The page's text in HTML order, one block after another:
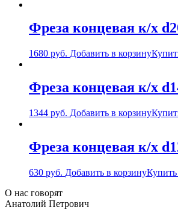
Фреза концевая к/х
1680 руб. Добавить в корзину
Фреза концевая к/х
1344 руб. Добавить в корзину
Фреза концевая к/х
630 руб. Добавить в корзину
О нас говорят
Анатолий Петрович